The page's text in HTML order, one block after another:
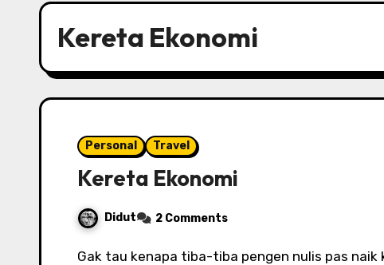
Kereta Ekonomi
Personal Travel
Kereta Ekonomi
Didut 2 Comments
Gak tau kenapa tiba-tiba pengen nulis pas naik kereta ekonomi. Saya hitung sudah 3 kali